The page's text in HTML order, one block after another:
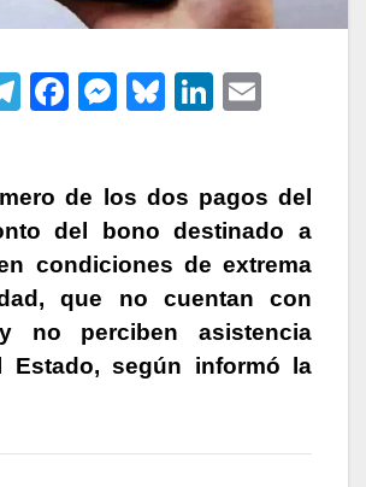
T
gr
a
m
F
e
b
o
o
k
M
s
e
n
g
er
Bl
s
k
y
Li
e
dI
n
de los dos pagos del
del bono destinado a
condiciones de extrema
que no cuentan con
no perciben asistencia
Estado, según informó la